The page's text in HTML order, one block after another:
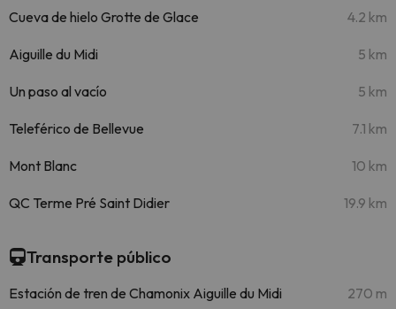
Cueva de hielo Grotte de Glace 4.2 km
Aiguille du Midi 5 km
Un paso al vacío 5 km
Teleférico de Bellevue 7.1 km
Mont Blanc 10 km
QC Terme Pré Saint Didier 19.9 km
Transporte público
Estación de tren de Chamonix Aiguille du Midi 270 m